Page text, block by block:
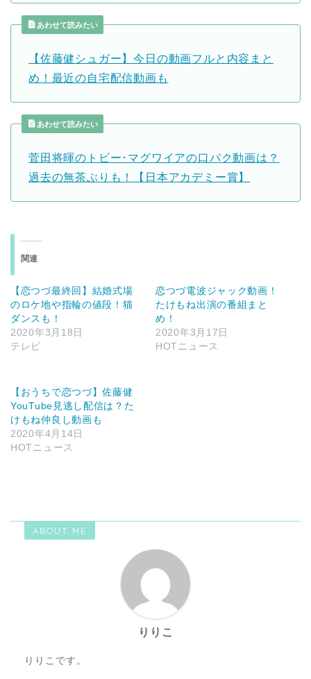
あわせて読みたい
【佐藤健シュガー】今日の動画フルと内容まと
め！最近の自宅配信動画も
あわせて読みたい
菅田将暉のトビー･マグワイアの口パク動画は？
過去の無茶ぶりも！【日本アカデミー賞】
関連
【恋つづ最終回】結婚式場
のロケ地や指輪の値段！猫
ダンスも！
2020年3月18日
テレビ
恋つづ電波ジャック動画！
たけもね出演の番組まと
め！
2020年3月17日
HOTニュース
【おうちで恋つづ】佐藤健
YouTube見逃し配信は？た
けもね仲良し動画も
2020年4月14日
HOTニュース
ABOUT ME
りりこ
りりこです。